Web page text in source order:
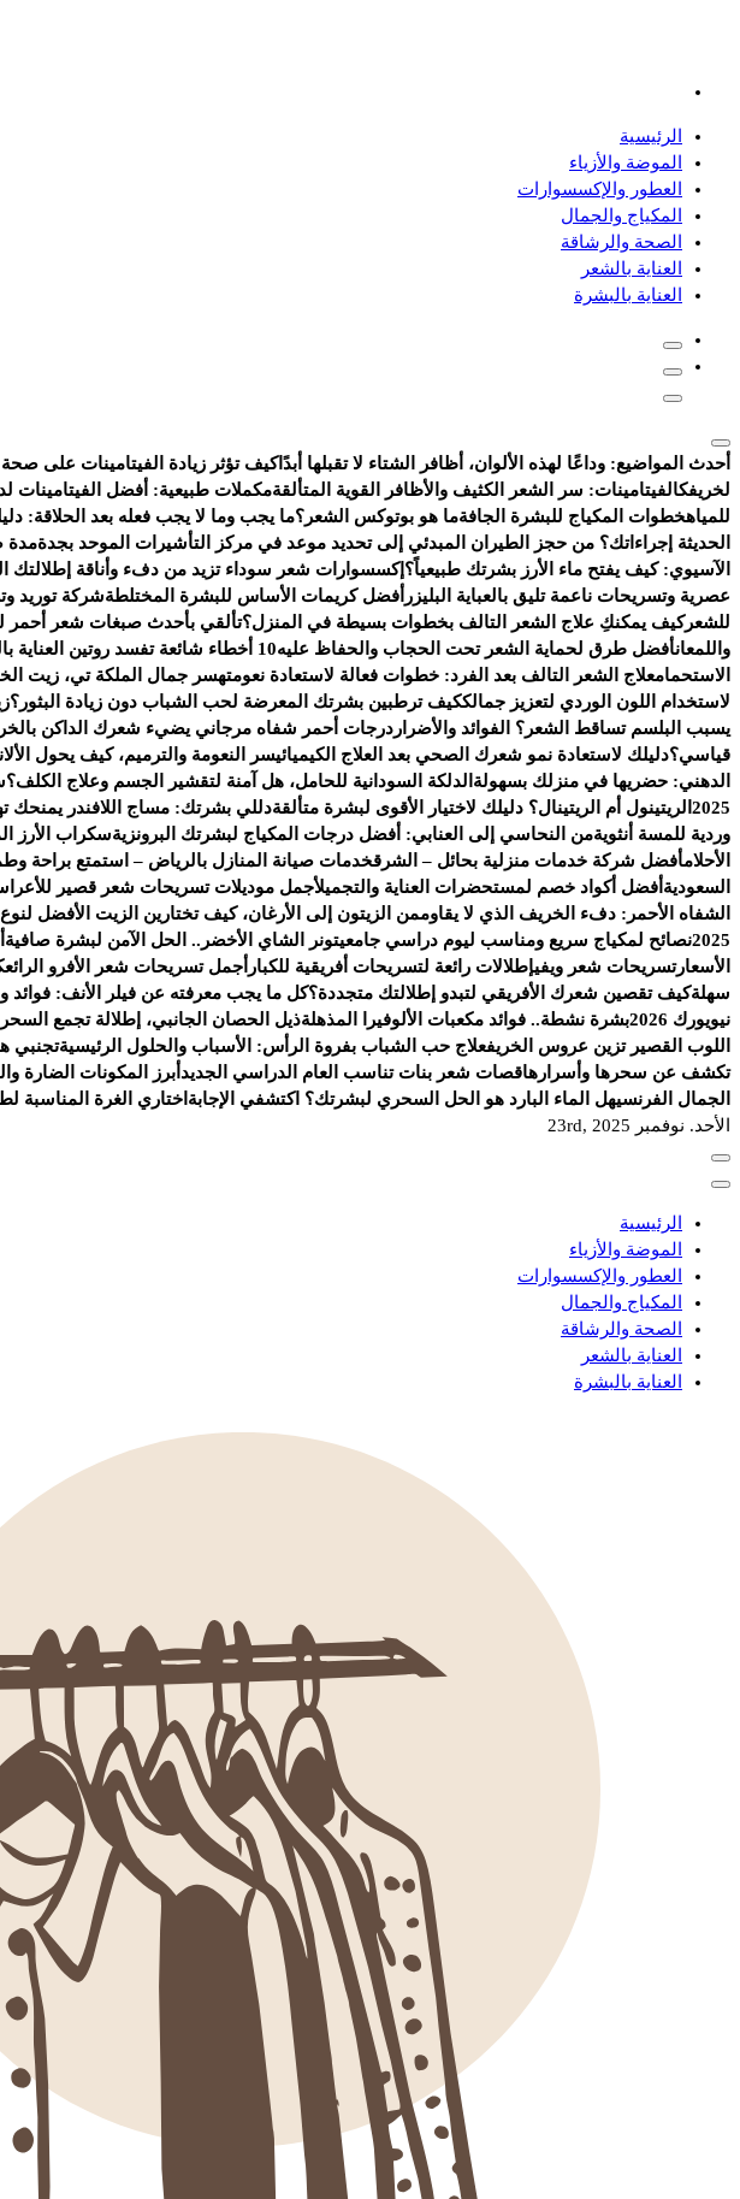
دليلك للموضة، الجمال، والعناية بالبشرة والشعر
الرئيسية
الموضة والأزياء
العطور والإكسسوارات
المكياج والجمال
الصحة والرشاقة
العناية بالشعر
العناية بالبشرة
أحدث المواضيع: وداعًا لهذه الألوان، أظافر الشتاء لا تقبلها أبدًاكيف تؤثر زيادة الفيتامينات على
لخريفكالفيتامينات: سر الشعر الكثيف والأظافر القوية المتألقةمكملات طبيعية: أفضل الفيتامينات
للمياهخطوات المكياج للبشرة الجافةما هو بوتوكس الشعر؟ما يجب وما لا يجب فعله بعد الحلاقة:
الحديثة إجراءاتك؟ من حجز الطيران المبدئي إلى تحديد موعد في مركز التأشيرات الموحد بجدةمدة
الآسيوي: كيف يفتح ماء الأرز بشرتك طبيعياً؟ إكسسوارات شعر سوداء تزيد من دفء وأناقة إطلالتك
عصرية وتسريحات ناعمة تليق بالعباية البليزر أفضل كريمات الأساس للبشرة المختلطةشركة توريد
للشعركيف يمكنكِ علاج الشعر التالف بخطوات بسيطة في المنزل؟تألقي بأحدث صبغات شعر أحمر
واللمعانأفضل طرق لحماية الشعر تحت الحجاب والحفاظ عليه10 أخطاء شائعة تفسد روتين العناية بالبشرة
الاستحمامعلاج الشعر التالف بعد الفرد: خطوات فعالة لاستعادة نعومتهسر جمال الملكة تي، زيت
لاستخدام اللون الوردي لتعزيز جمالككيف ترطبين بشرتك المعرضة لحب الشباب دون زيادة البثور؟
يسبب البلسم تساقط الشعر؟ الفوائد والأضرار درجات أحمر شفاه مرجاني يضيء شعرك الداكن
قياسي؟دليلك لاستعادة نمو شعرك الصحي بعد العلاج الكيميائيسر النعومة والترميم، كيف يحول
الدهني: حضريها في منزلك بسهولة الدلكة السودانية للحامل، هل آمنة لتقشير الجسم وعلاج الكلف؟
2025 الريتينول أم الريتينال؟ دليلك لاختيار الأقوى لبشرة متألقةدللي بشرتك: مساج اللافندر يمنحك
وردية للمسة أنثويةمن النحاسي إلى العنابي: أفضل درجات المكياج لبشرتك البرونزيةسكراب الأرز
الأحلامأفضل شركة خدمات منزلية بحائل – الشرقخدمات صيانة المنازل بالرياض – استمتع براحة
السعودية أفضل أكواد خصم لمستحضرات العناية والتجميلأجمل موديلات تسريحات شعر قصير
الشفاه الأحمر: دفء الخريف الذي لا يقاوممن الزيتون إلى الأرغان، كيف تختارين الزيت الأفضل
2025نصائح لمكياج سريع ومناسب ليوم دراسي جامعيتونر الشاي الأخضر.. الحل الآمن لبشرة صافية
الأسعارتسريحات شعر ويفيإطلالات رائعة لتسريحات أفريقية للكبار أجمل تسريحات شعر الأفرو الرائع
سهلةكيف تقصين شعرك الأفريقي لتبدو إطلالتك متجددة؟كل ما يجب معرفته عن فيلر الأنف: فوائد
نيويورك 2026
بشرة نشطة.. فوائد مكعبات الألوفيرا المذهلةذيل الحصان الجانبي، إطلالة تجمع السحر
اللوب القصير تزين عروس الخريفعلاج حب الشباب بفروة الرأس: الأسباب والحلول الرئيسيةتجنبي
تكشف عن سحرها وأسرارهاقصات شعر بنات تناسب العام الدراسي الجديد أبرز المكونات الضارة
الجمال الفرنسيهل الماء البارد هو الحل السحري لبشرتك؟ اكتشفي الإجابة اختاري الغرة المناسبة
الأحد. نوفمبر 23rd, 2025
الرئيسية
الموضة والأزياء
العطور والإكسسوارات
المكياج والجمال
الصحة والرشاقة
العناية بالشعر
العناية بالبشرة